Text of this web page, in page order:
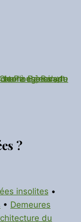
?
insolites •
• Demeures
du